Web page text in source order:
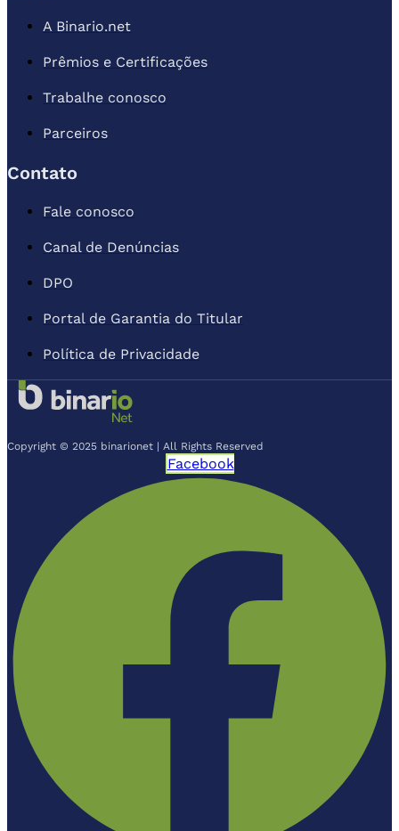
A Binario.net
Prêmios e Certificações
Trabalhe conosco
Parceiros
Contato
Fale conosco
Canal de Denúncias
DPO
Portal de Garantia do Titular
Política de Privacidade
Copyright © 2025 binarionet | All Rights Reserved
Facebook